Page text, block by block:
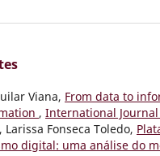
Viana, From data to
, International
Larissa Fonseca Toledo,
digital: uma análise do